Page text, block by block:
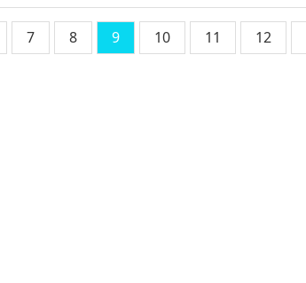
7 8 9 10 11 12